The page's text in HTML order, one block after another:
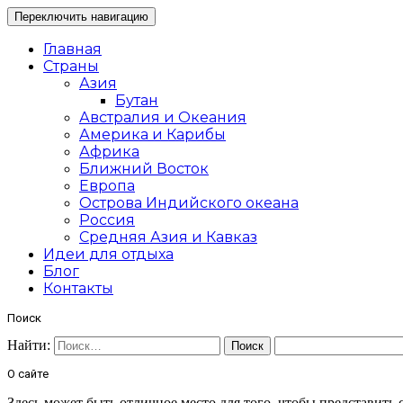
Переключить навигацию
Главная
Страны
Азия
Бутан
Австралия и Океания
Америка и Карибы
Африка
Ближний Восток
Европа
Острова Индийского океана
Россия
Средняя Азия и Кавказ
Идеи для отдыха
Блог
Контакты
Поиск
Найти:
О сайте